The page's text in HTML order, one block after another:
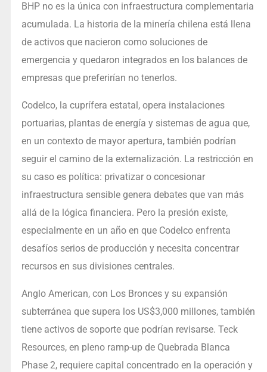
BHP no es la única con infraestructura complementaria
acumulada. La historia de la minería chilena está llena
de activos que nacieron como soluciones de
emergencia y quedaron integrados en los balances de
empresas que preferirían no tenerlos.
Codelco, la cuprífera estatal, opera instalaciones
portuarias, plantas de energía y sistemas de agua que,
en un contexto de mayor apertura, también podrían
seguir el camino de la externalización. La restricción en
su caso es política: privatizar o concesionar
infraestructura sensible genera debates que van más
allá de la lógica financiera. Pero la presión existe,
especialmente en un año en que Codelco enfrenta
desafíos serios de producción y necesita concentrar
recursos en sus divisiones centrales.
Anglo American, con Los Bronces y su expansión
subterránea que supera los US$3,000 millones, también
tiene activos de soporte que podrían revisarse. Teck
Resources, en pleno ramp-up de Quebrada Blanca
Phase 2, requiere capital concentrado en la operación y